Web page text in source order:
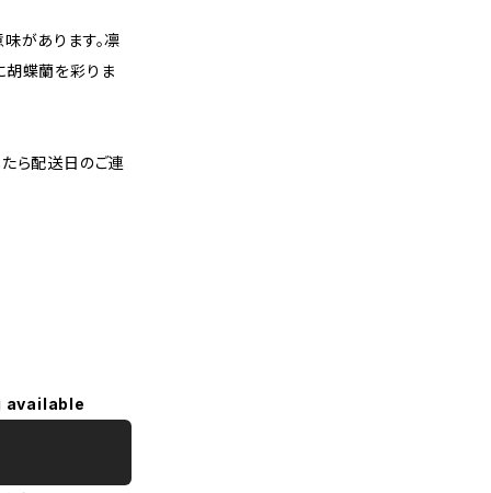
があります。凛
胡蝶蘭を彩りま
ら配送日のご連
available